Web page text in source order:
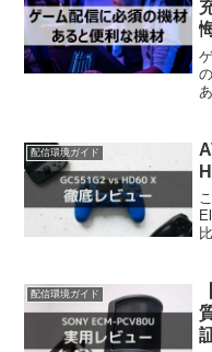
配信環境ガイド
配信環境ガイド